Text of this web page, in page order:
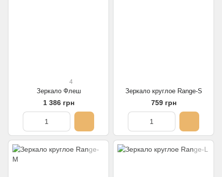
4
Зеркало Флеш
1 386 грн
Зеркало круглое Range-S
759 грн